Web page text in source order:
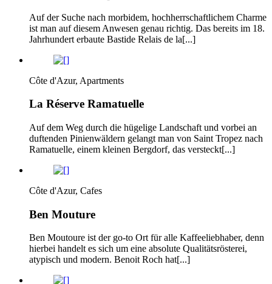
Auf der Suche nach morbidem, hochherrschaftlichem Charme
ist man auf diesem Anwesen genau richtig. Das bereits im 18.
Jahrhundert erbaute Bastide Relais de la[...]
Côte d'Azur, Apartments
La Réserve Ramatuelle
Auf dem Weg durch die hügelige Landschaft und vorbei an
duftenden Pinien­wäldern gelangt man von Saint­ Tropez nach
Ramatuelle, einem kleinen Berg­dorf, das versteckt[...]
Côte d'Azur, Cafes
Ben Mouture
Ben Moutoure ist der go-to Ort für alle Kaffeeliebhaber, denn
hierbei handelt es sich um eine absolute Qualitätsrösterei,
atypisch und modern. Benoit Roch hat[...]